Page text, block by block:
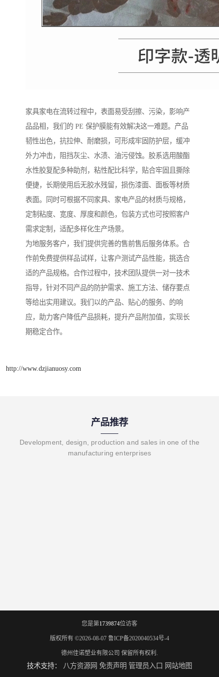
家具家电在流转过程中，表面易受刮擦、污染，影响产
品品相，我们的 PE 保护膜能有效解决这一难题。产品
韧性出色，抗拉伸、耐磨损，可形成牢固防护层，缓冲
外力冲击，阻挡灰尘、水渍、油污侵蚀。胶系选用酸酯
水性胶复配多种助剂，粘性配比科学，贴合牢固且撕除
便捷，长期使用后无胶水残留，损伤漆面、面板等材质
表面。同时可根据不同家具、家电产品的材质与规格，
定制粘度、宽度、厚度和颜色，包装方式也可按照客户
需求定制，适配多样化生产场景。
为地服务客户，我们提供完善的售前售后服务体系。合
作前免费提供样品试样，让客户测试产品性能，挑选合
适的产品规格。合作过程中，技术团队提供一对一技术
指导，针对不同产品的防护需求、施工方法、储存要点
等给出实用建议。我们以的产品、贴心的服务、的响
应，助力客户降低产品损耗，提升产品附加值，实现长
期稳定合作。
http://www.dzjianuosy.com
产品推荐
Development, design, production and sales in one of the
manufacturing enterprises
您是第1739874位访客
版权所有 ©2026-08-07 鲁ICP备2020040534号-4
德州佳诺塑业有限公司 保留所有权利.
技术支持： 八方资源网 免责声明 管理员入口 网站地图